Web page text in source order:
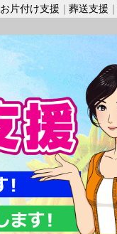
お片付け支援 葬送支援